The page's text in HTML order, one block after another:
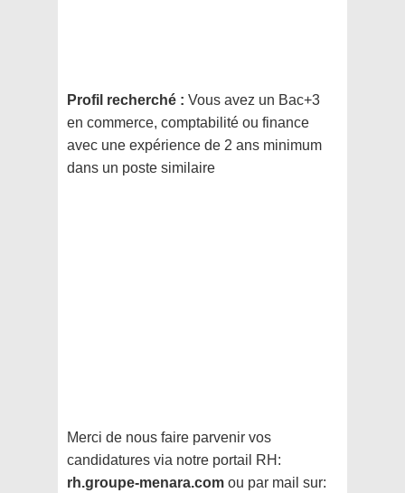
Profil recherché : Vous avez un Bac+3
en commerce, comptabilité ou finance
avec une expérience de 2 ans minimum
dans un poste similaire
Merci de nous faire parvenir vos
candidatures via notre portail RH:
rh.groupe-menara.com ou par mail sur: